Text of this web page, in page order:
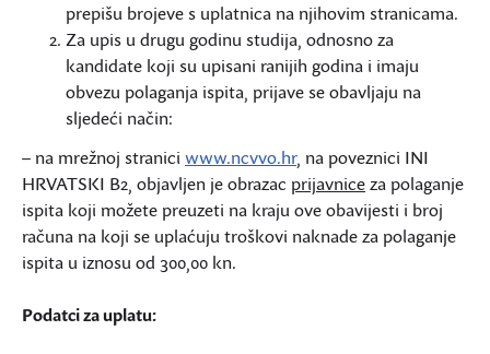
prepišu brojeve s uplatnica na njihovim stranicama.
Za upis u drugu godinu studija, odnosno za
kandidate koji su upisani ranijih godina i imaju
obvezu polaganja ispita, prijave se obavljaju na
sljedeći način:
– na mrežnoj stranici www.ncvvo.hr, na poveznici INI
HRVATSKI B2, objavljen je obrazac prijavniceza polaganje
ispita koji možete preuzeti na kraju ove obavijesti i broj
računa na koji se uplaćuju troškovi naknade za polaganje
ispita u iznosu od 300,00 kn.
Podatci za uplatu: